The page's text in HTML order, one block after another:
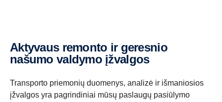
Aktyvaus remonto ir geresnio
našumo valdymo įžvalgos
Transporto priemonių duomenys, analizė ir išmaniosios
įžvalgos yra pagrindiniai mūsų paslaugų pasiūlymo